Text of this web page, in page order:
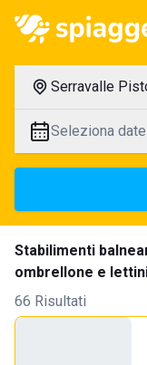
Serravalle
Seleziona date
Stabilimenti
ombrellone e
66 Risultati